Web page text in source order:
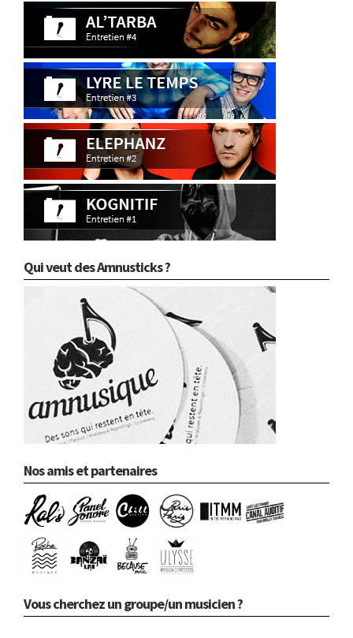
Qui veut des Amnusticks ?
Nos amis et partenaires
Vous cherchez un groupe/un musicien ?